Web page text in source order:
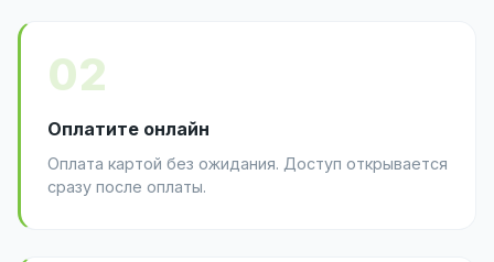
02
Оплатите онлайн
Оплата картой без ожидания. Доступ открывается
сразу после оплаты.